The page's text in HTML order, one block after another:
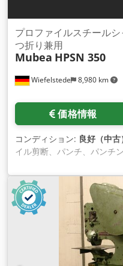
Wiefelstede 8,980 km
プロファイルスチール
つ折り兼用
Mubea HPSN 350
価格情報
コンディション: 良好（中古
イル剪断、パンチ、パンチ
ch/stealing剪断。 -メーカ
プ HPSN 350 -駆動方式：
チング用ストッパー付き大
リング -切断 -ノッチング -
1460/1700/H1690 mm